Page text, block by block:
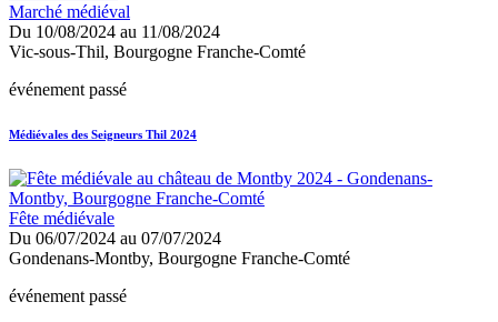
Marché médiéval
Du 10/08/2024 au 11/08/2024
Vic-sous-Thil, Bourgogne Franche-Comté
événement passé
Médiévales des Seigneurs Thil 2024
Fête médiévale
Du 06/07/2024 au 07/07/2024
Gondenans-Montby, Bourgogne Franche-Comté
événement passé